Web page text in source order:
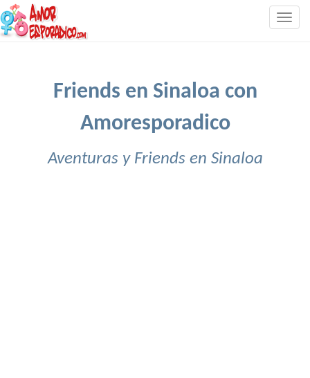
Friends en Sinaloa con
Amoresporadico
Aventuras y Friends en Sinaloa